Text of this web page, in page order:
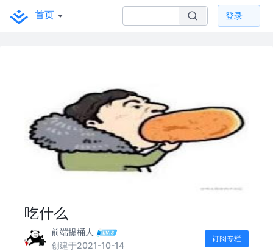
首页 登录
吃什么
前端提桶人
创建于2021-10-14
订阅专栏